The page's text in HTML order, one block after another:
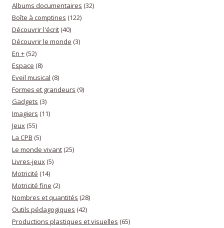
Albums documentaires (32)
Boîte à comptines (122)
Découvrir l'écrit (40)
Découvrir le monde (3)
En + (52)
Espace (8)
Eveil musical (8)
Formes et grandeurs (9)
Gadgets (3)
Imagiers (11)
Jeux (55)
La CPB (5)
Le monde vivant (25)
Livres-jeux (5)
Motricité (14)
Motricité fine (2)
Nombres et quantités (28)
Outils pédagogiques (42)
Productions plastiques et visuelles (65)